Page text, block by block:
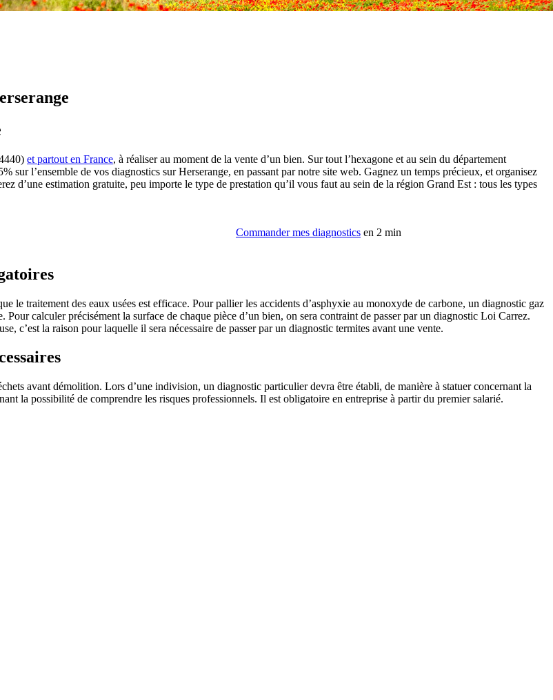
et partout en France, à réaliser au moment de la vente d’un bien. Sur tout l’hexagone et au sein du département
sur l’ensemble de vos diagnostics sur Herserange, en passant par notre site web. Gagnez un temps précieux, et organisez
d’une estimation gratuite, peu importe le type de prestation qu’il vous faut au sein de la région Grand Est : tous les types
Commander mes diagnostics en 2 min
le traitement des eaux usées est efficace. Pour pallier les accidents d’asphyxie au monoxyde de carbone, un diagnostic gaz
Pour calculer précisément la surface de chaque pièce d’un bien, on sera contraint de passer par un diagnostic Loi Carrez.
c’est la raison pour laquelle il sera nécessaire de passer par un diagnostic termites avant une vente.
avant démolition. Lors d’une indivision, un diagnostic particulier devra être établi, de manière à statuer concernant la
la possibilité de comprendre les risques professionnels. Il est obligatoire en entreprise à partir du premier salarié.